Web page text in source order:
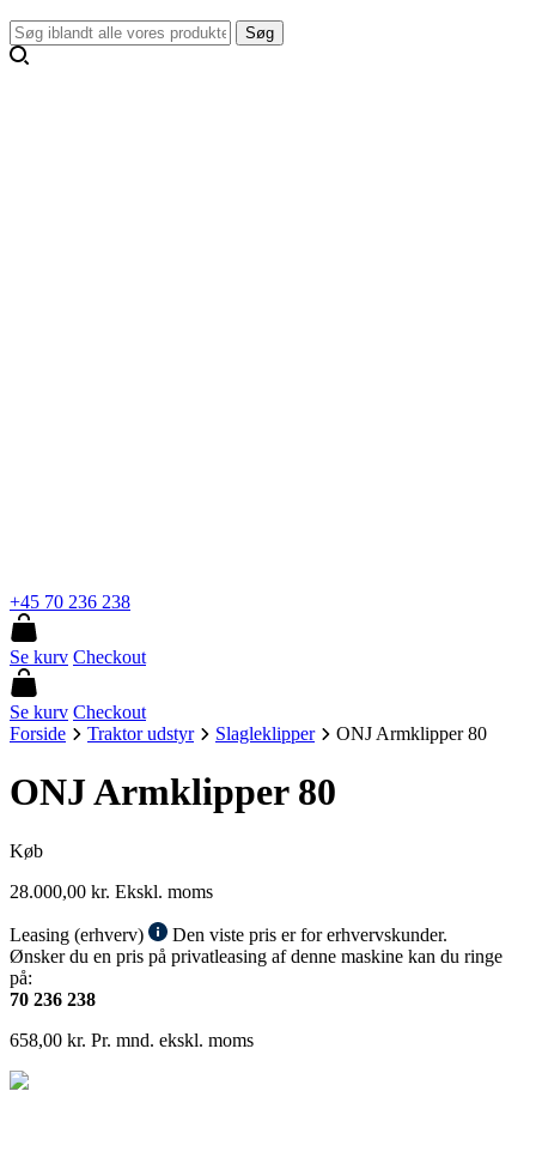
+45 70 236 238
Se kurv Checkout
Se kurv Checkout
Forside
Traktor udstyr Slagleklipper ONJ Armklipper 80
ONJ Armklipper 80
Køb
28.000,00 kr. Ekskl. moms
Leasing (erhverv)
Den viste pris er for erhvervskunder.
Ønsker du en pris på privatleasing af denne maskine kan du ringe
på:
70 236 238
658,00 kr. Pr. mnd. ekskl. moms